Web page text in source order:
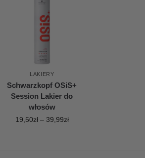
LAKIERY
Schwarzkopf OSiS+
Session Lakier do
włosów
19,50zł – 39,99zł